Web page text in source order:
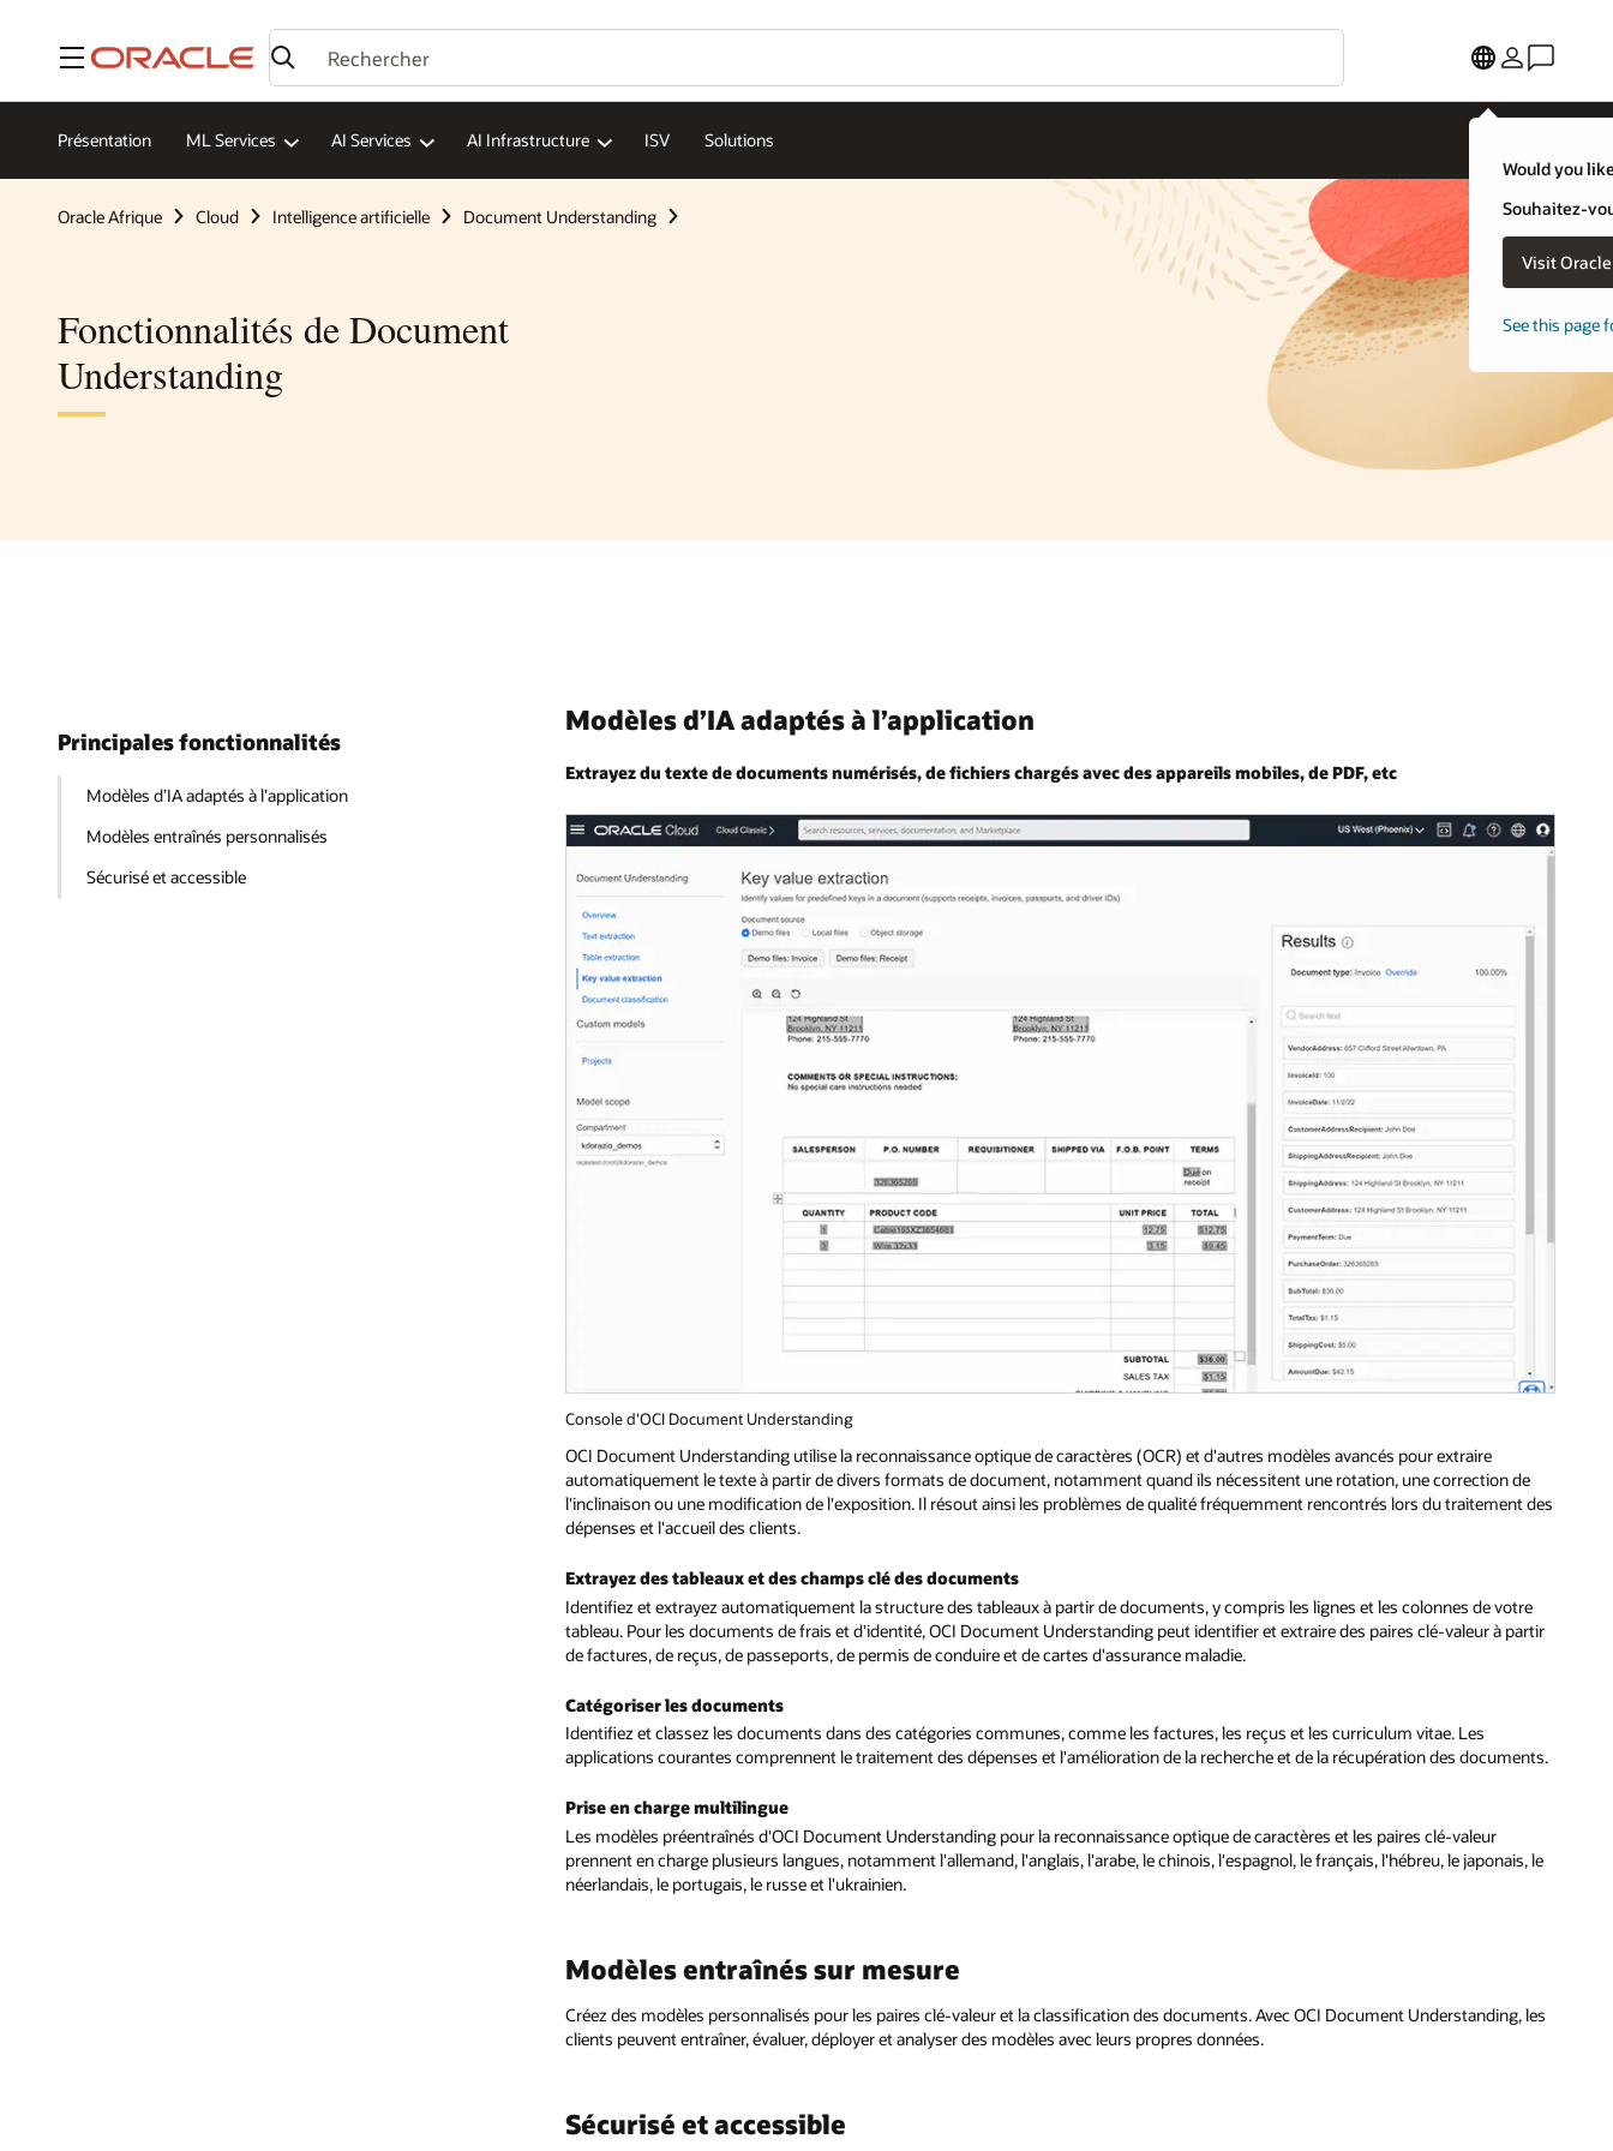
Menu
Would you
Souhaitez-
Visit
See this page
Présentation ML Services AI Services AI Infrastructure ISV Solutions
Oracle Afrique Cloud Intelligence artificielle Document Understanding
Fonctionnalités de Document
Understanding
Principales fonctionnalités
Modèles d’IA adaptés à l’application
Modèles entraînés personnalisés
Sécurisé et accessible
Modèles d’IA adaptés à l’application
Extrayez du texte de documents numérisés, de fichiers chargés avec des appareils mobiles, de PDF, etc
Console d'OCI Document Understanding
OCI Document Understanding utilise la reconnaissance optique de caractères (OCR) et d'autres modèles avancés pour extraire
automatiquement le texte à partir de divers formats de document, notamment quand ils nécessitent une rotation, une correction de
l'inclinaison ou une modification de l'exposition. Il résout ainsi les problèmes de qualité fréquemment rencontrés lors du traitement des
dépenses et l'accueil des clients.
Extrayez des tableaux et des champs clé des documents
Identifiez et extrayez automatiquement la structure des tableaux à partir de documents, y compris les lignes et les colonnes de votre
tableau. Pour les documents de frais et d'identité, OCI Document Understanding peut identifier et extraire des paires clé-valeur à partir
de factures, de reçus, de passeports, de permis de conduire et de cartes d'assurance maladie.
Catégoriser les documents
Identifiez et classez les documents dans des catégories communes, comme les factures, les reçus et les curriculum vitae. Les
applications courantes comprennent le traitement des dépenses et l'amélioration de la recherche et de la récupération des documents.
Prise en charge multilingue
Les modèles préentraînés d'OCI Document Understanding pour la reconnaissance optique de caractères et les paires clé-valeur
prennent en charge plusieurs langues, notamment l'allemand, l'anglais, l'arabe, le chinois, l'espagnol, le français, l'hébreu, le japonais, le
néerlandais, le portugais, le russe et l'ukrainien.
Modèles entraînés sur mesure
Créez des modèles personnalisés pour les paires clé-valeur et la classification des documents. Avec OCI Document Understanding, les
clients peuvent entraîner, évaluer, déployer et analyser des modèles avec leurs propres données.
Sécurisé et accessible